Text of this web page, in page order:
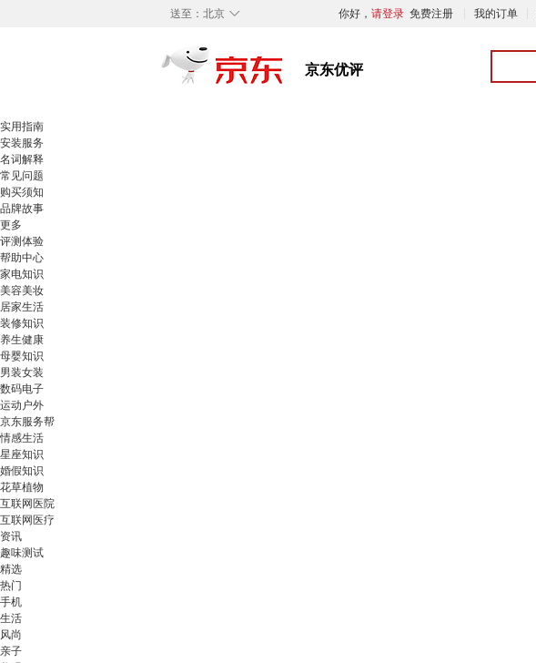
◇
送至： 北京 你好， 请登录 免费注册 我的订单
实用指南
安装服务
名词解释
常见问题
购买须知
品牌故事
更多
评测体验
帮助中心
家电知识
美容美妆
居家生活
装修知识
养生健康
母婴知识
男装女装
数码电子
运动户外
京东服务帮
情感生活
星座知识
婚假知识
花草植物
互联网医院
互联网医疗
资讯
趣味测试
精选
热门
手机
生活
风尚
亲子